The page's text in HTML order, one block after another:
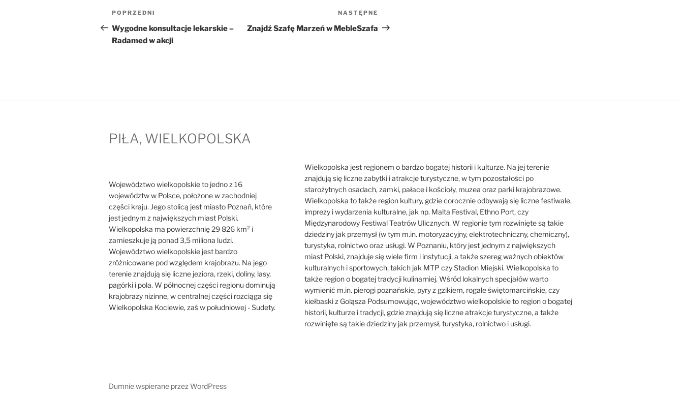
Nawigacja
wpisu
Poprzedni
wpis
POPRZEDNI
Wygodne konsultacje lekarskie –
Radamed w akcji
wpis
NASTĘPNE
Znajdź Szafę Marzeń w MebleSzafa
PIŁA, WIELKOPOLSKA
Województwo wielkopolskie to jedno z 16
województw w Polsce, położone w zachodniej
części kraju. Jego stolicą jest miasto Poznań, które
jest jednym z największych miast Polski.
Wielkopolska ma powierzchnię 29 826 km² i
zamieszkuje ją ponad 3,5 miliona ludzi.
Województwo wielkopolskie jest bardzo
zróżnicowane pod względem krajobrazu. Na jego
terenie znajdują się liczne jeziora, rzeki, doliny, lasy,
pagórki i pola. W północnej części regionu dominują
krajobrazy nizinne, w centralnej części rozciąga się
Wielkopolska Kociewie, zaś w południowej - Sudety.
Wielkopolska jest regionem o bardzo bogatej historii i kulturze. Na jej terenie
znajdują się liczne zabytki i atrakcje turystyczne, w tym pozostałości po
starożytnych osadach, zamki, pałace i kościoły, muzea oraz parki krajobrazowe.
Wielkopolska to także region kultury, gdzie corocznie odbywają się liczne festiwale,
imprezy i wydarzenia kulturalne, jak np. Malta Festival, Ethno Port, czy
Międzynarodowy Festiwal Teatrów Ulicznych. W regionie tym rozwinięte są takie
dziedziny jak przemysł (w tym m.in. motoryzacyjny, elektrotechniczny, chemiczny),
turystyka, rolnictwo oraz usługi. W Poznaniu, który jest jednym z największych
miast Polski, znajduje się wiele firm i instytucji, a także szereg ważnych obiektów
kulturalnych i sportowych, takich jak MTP czy Stadion Miejski. Wielkopolska to
także region o bogatej tradycji kulinarniej. Wśród lokalnych specjałów warto
wymienić m.in. pierogi poznańskie, pyry z gzikiem, rogale świętomarcińskie, czy
kiełbaski z Goląsza Podsumowując, województwo wielkopolskie to region o bogatej
historii, kulturze i tradycji, gdzie znajdują się liczne atrakcje turystyczne, a także
rozwinięte są takie dziedziny jak przemysł, turystyka, rolnictwo i usługi.
Dumnie wspierane przez WordPress